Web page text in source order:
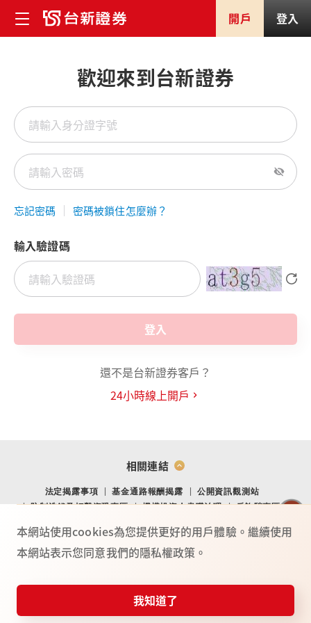
開戶 登入
歡迎來到台新證券
忘記密碼 密碼被鎖住怎麼辦？
輸入驗證碼
登入
還不是台新證券客戶？
24小時線上開戶
相關連結
法定揭露事項 基金通路報酬揭露
公開資訊觀測站
防制洗錢及打擊資恐專區
機構投資人盡職治理
反詐騙專區
台新證券服務專線：02-4050-9799．02-2708-3972．0800-088-148
115年金管證總字第 0025號
憑證快遞 投資誌 常見問題服務據點 反詐騙
本網站使用cookies為您提供更好的用戶體驗。繼續使用
本網站表示您同意我們的隱私權政策。
我知道了